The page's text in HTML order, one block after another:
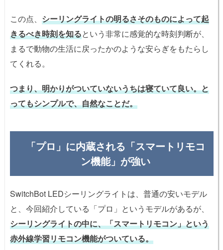
この点、 シーリングライトの明るさそのものによって起
きるべき時刻を知るという非常に感覚的な時刻判断が、
まるで動物の生活に戻ったかのような安らぎをもたらし
てくれる。
つまり、明かりがついていないうちは寝ていて良い。と
ってもシンプルで、自然なことだ。
「プロ」に内蔵される「スマートリモコ
ン機能」が強い
SwitchBot LEDシーリングライトは、普通の安いモデル
と、今回紹介している「プロ」というモデルがあるが、
シーリングライトの中に、「スマートリモコン」という
赤外線学習リモコン機能がついている。